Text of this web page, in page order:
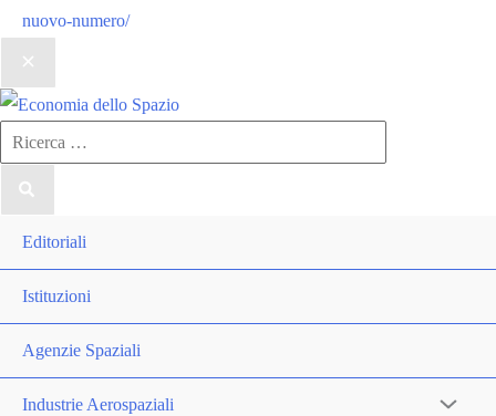
Ricerca
per:
Editoriali
Istituzioni
Agenzie Spaziali
Industrie Aerospaziali